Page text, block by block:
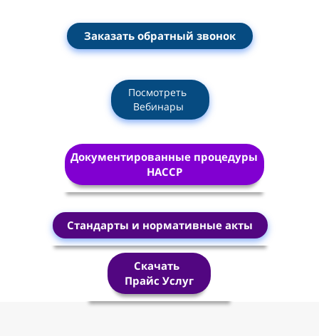
Заказать обратный звонок
Посмотреть
Вебинары
Скачать
Прайс Услуг
Документированные процедуры
HACCP
Стандарты и нормативные акты